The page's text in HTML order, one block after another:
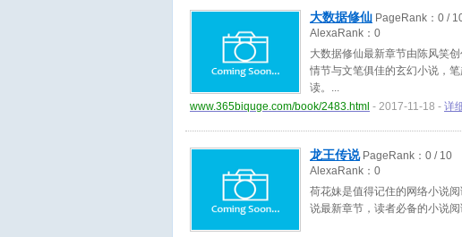
大数据修仙 PageRank： 0 /
AlexaRank： 0
大数据修仙最新章节由陈风笑
情节与文笔俱佳的玄幻小说，
读。
www.365biquge.com/book/2483.html - 2017-11-18 - 详
龙王传说PageRank： 0 / 10
AlexaRank： 0
荷花妹是值得记住的网络小说
说最新章节，读者必备的小说阅